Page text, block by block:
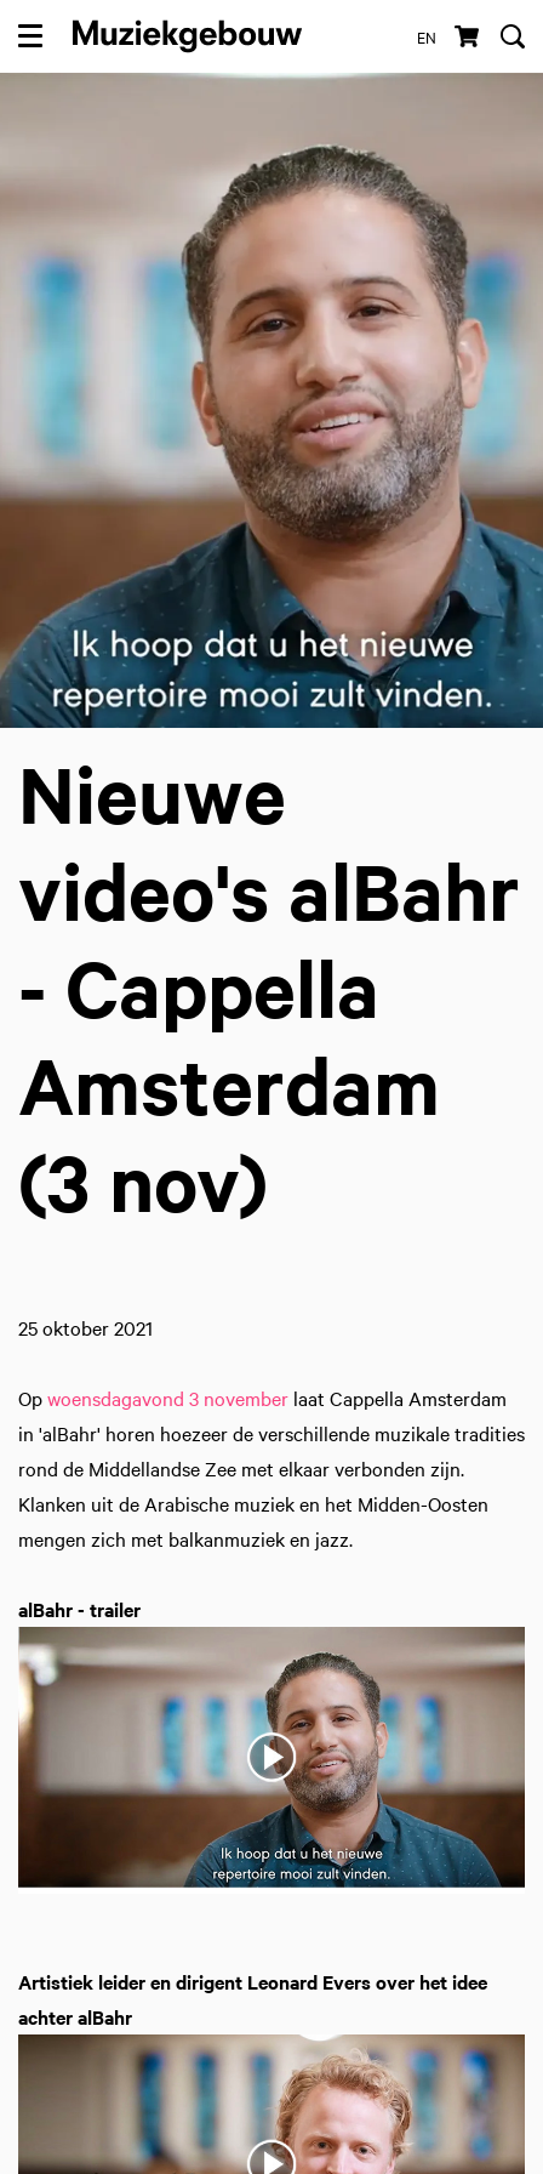
EN
Menu
Nieuwe
video's alBahr
- Cappella
Amsterdam
(3 nov)
25 oktober 2021
Opwoensdagavond 3 november laat Cappella Amsterdam
in 'alBahr' horen hoezeer de verschillende muzikale tradities
rond de Middellandse Zee met elkaar verbonden zijn.
Klanken uit de Arabische muziek en het Midden-Oosten
mengen zich met balkanmuziek en jazz.
alBahr - trailer
Artistiek leider en dirigent Leonard Evers over het idee
achter alBahr